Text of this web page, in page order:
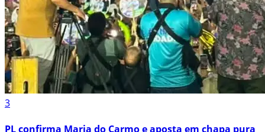
3
PL confirma Maria do Carmo e aposta em chapa pura